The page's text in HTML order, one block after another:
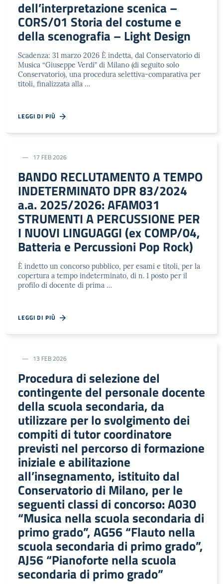
dell’interpretazione scenica –
CORS/01 Storia del costume e
della scenografia – Light Design
Scadenza: 31 marzo 2026 È indetta, dal Conservatorio di
Musica “Giuseppe Verdi” di Milano (di seguito solo
Conservatorio), una procedura selettiva-comparativa per
titoli, finalizzata alla …
LEGGI DI PIÙ
17 FEB 2026
BANDO RECLUTAMENTO A TEMPO
INDETERMINATO DPR 83/2024
a.a. 2025/2026: AFAM031
STRUMENTI A PERCUSSIONE PER
I NUOVI LINGUAGGI (ex COMP/04,
Batteria e Percussioni Pop Rock)
È indetto un concorso pubblico, per esami e titoli, per la
copertura a tempo indeterminato, di n. 1 posto per il
profilo di docente di prima …
LEGGI DI PIÙ
13 FEB 2026
Procedura di selezione del
contingente del personale docente
della scuola secondaria, da
utilizzare per lo svolgimento dei
compiti di tutor coordinatore
previsti nel percorso di formazione
iniziale e abilitazione
all’insegnamento, istituito dal
Conservatorio di Milano, per le
seguenti classi di concorso: A030
“Musica nella scuola secondaria di
primo grado”, AG56 “Flauto nella
scuola secondaria di primo grado”,
AJ56 “Pianoforte nella scuola
secondaria di primo grado”